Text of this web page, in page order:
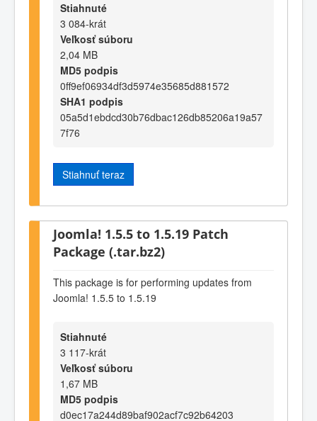
Stiahnuté
3 084-krát
Veľkosť súboru
2,04 MB
MD5 podpis
0ff9ef06934df3d5974e35685d881572
SHA1 podpis
05a5d1ebdcd30b76dbac126db85206a19a57
7f76
Stiahnuť teraz
Joomla! 1.5.5 to 1.5.19 Patch
Package (.tar.bz2)
This package is for performing updates from
Joomla! 1.5.5 to 1.5.19
Stiahnuté
3 117-krát
Veľkosť súboru
1,67 MB
MD5 podpis
d0ec17a244d89baf902acf7c92b64203